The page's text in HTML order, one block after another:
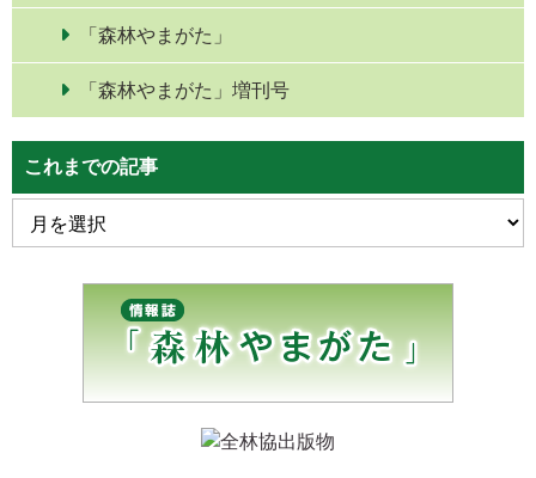
「森林やまがた」
「森林やまがた」増刊号
これまでの記事